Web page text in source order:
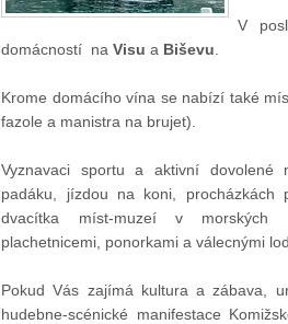
V
domácností naVisu a Biševu
Krome domácího vína se nabízí také
fazole a manistra na brujet).
Vyznavaci sportu a aktivní dovolené
padáku, jízdou na koni,
dvacítka míst-muzeí v morských
plachetnicemi, ponorkami a válecnými
Pokud Vás zajímá kultura a zábava,
hudebne-scénické manifestace